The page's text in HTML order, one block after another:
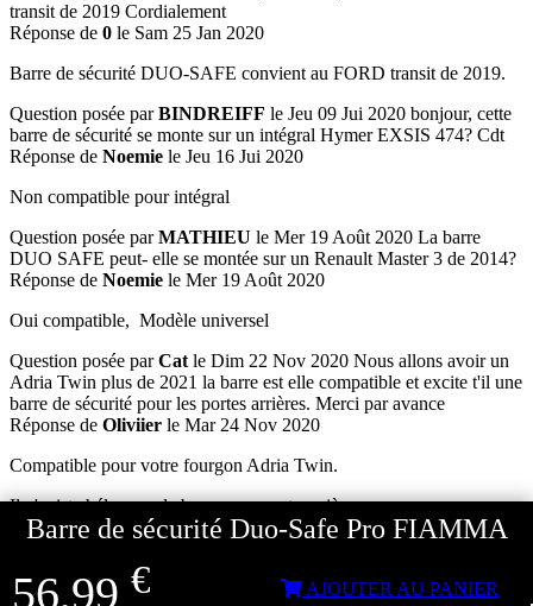
transit de 2019 Cordialement
Réponse de 0 le Sam 25 Jan 2020
Barre de sécurité DUO-SAFE convient au FORD transit de 2019.
Question posée parBINDREIFF le Jeu 09 Jui 2020 bonjour, cette
barre de sécurité se monte sur un intégral Hymer EXSIS 474? Cdt
Réponse de Noemie le Jeu 16 Jui 2020
Non compatible pour intégral
Question posée parMATHIEU le Mer 19 Août 2020 La barre
DUO SAFE peut- elle se montée sur un Renault Master 3 de 2014?
Réponse de Noemie le Mer 19 Août 2020
Oui compatible, Modèle universel
Question posée parCat le Dim 22 Nov 2020 Nous allons avoir un
Adria Twin plus de 2021 la barre est elle compatible et excite t'il une
barre de sécurité pour les portes arrières. Merci par avance
Réponse de Oliviier le Mar 24 Nov 2020
Compatible pour votre fourgon Adria Twin.
Il n'existe hélas pas de barre pour porte arrière.
produit est compatible avec mon fiat ducato de 2000 ?
Réponse deEdouard le Mer 03 Fév 2021
Barre de sécurité Duo-Safe Pro FIAMMA
56,99 € AJOUTER AU PANIER